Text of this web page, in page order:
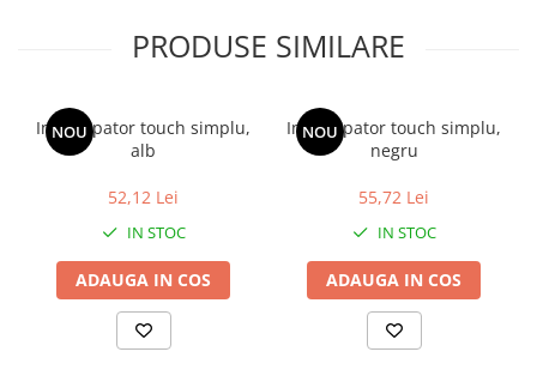
PRODUSE SIMILARE
NOU
Intrerupator touch simplu,
alb
52,12 Lei
IN STOC
ADAUGA IN COS
NOU
Intrerupator touch simplu,
negru
55,72 Lei
IN STOC
ADAUGA IN COS